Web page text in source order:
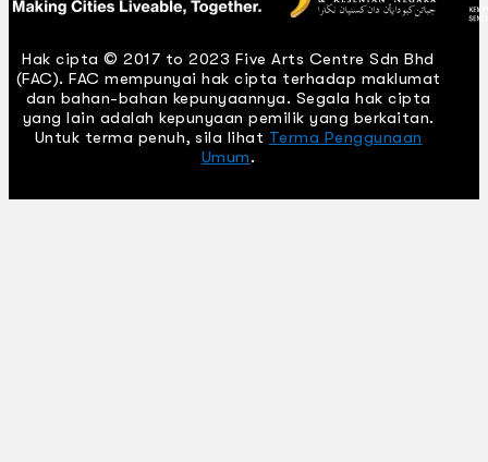
Hak cipta © 2017 to 2023 Five Arts Centre Sdn Bhd
(FAC). FAC mempunyai hak cipta terhadap maklumat
dan bahan-bahan kepunyaannya. Segala hak cipta
yang lain adalah kepunyaan pemilik yang berkaitan.
Untuk terma penuh, sila lihat Terma Penggunaan
Umum.